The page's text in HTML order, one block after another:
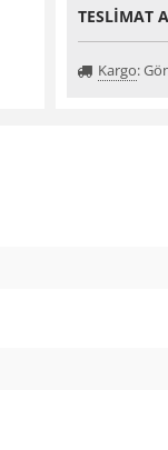
TESLIMAT
Kargo: